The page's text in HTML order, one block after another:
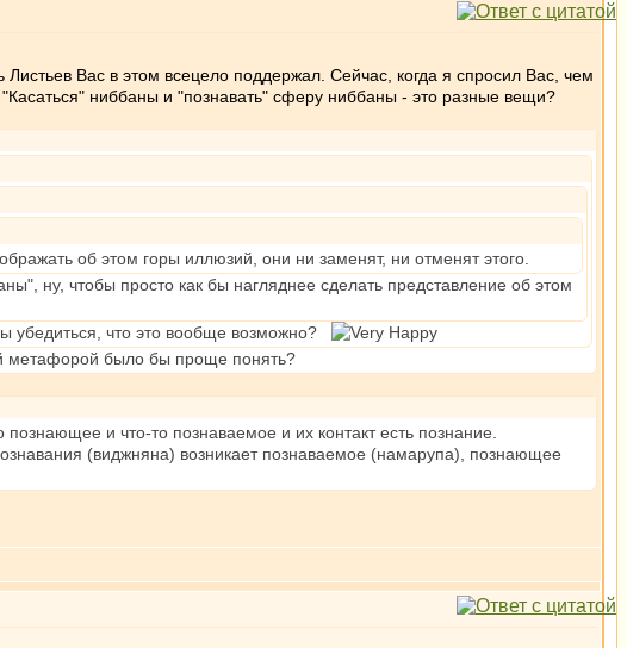
Вас в этом всецело поддержал. Сейчас, когда я спросил Вас, чем
ниббаны и "познавать" сферу ниббаны - это разные вещи?
об этом горы иллюзий, они ни заменят, ни отменят этого.
ну, чтобы просто как бы нагляднее сделать представление об этом
убедиться, что это вообще возможно?
метафорой было бы проще понять?
и что-то познаваемое и их контакт есть познание.
(виджняна) возникает познаваемое (намарупа), познающее